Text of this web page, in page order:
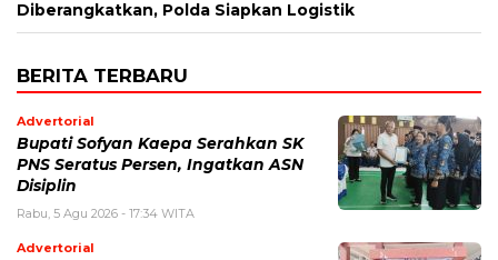
Diberangkatkan, Polda Siapkan Logistik
BERITA TERBARU
Advertorial
Bupati Sofyan Kaepa Serahkan SK
PNS Seratus Persen, Ingatkan ASN
Disiplin
Rabu, 5 Agu 2026 - 17:34 WITA
Advertorial